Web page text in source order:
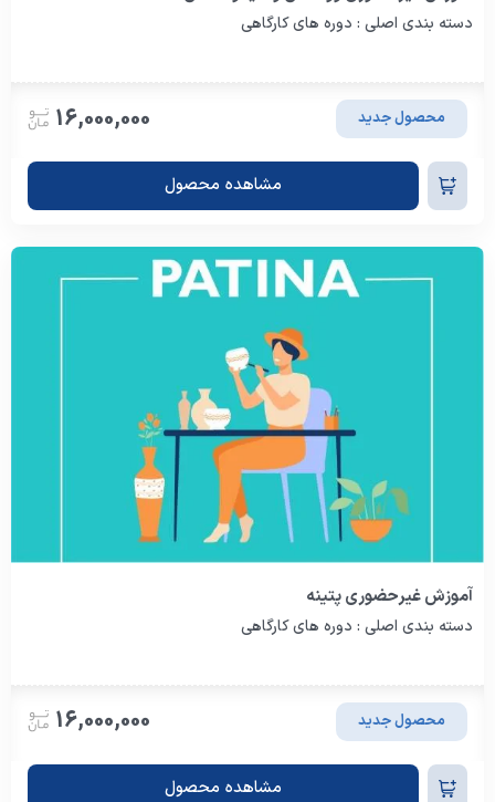
دسته بندی اصلی : دوره های کارگاهی
محصول جدید 16,000,000
مشاهده محصول
آموزش غیرحضوری پتینه
دسته بندی اصلی : دوره های کارگاهی
محصول جدید 16,000,000
مشاهده محصول